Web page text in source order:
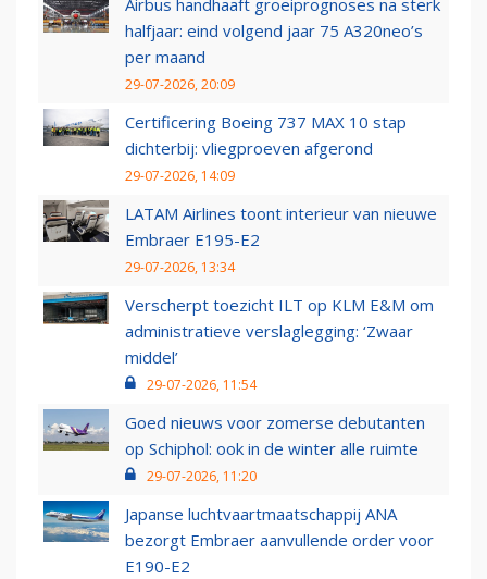
Airbus handhaaft groeiprognoses na sterk
halfjaar: eind volgend jaar 75 A320neo’s
per maand
29-07-2026, 20:09
Certificering Boeing 737 MAX 10 stap
dichterbij: vliegproeven afgerond
29-07-2026, 14:09
LATAM Airlines toont interieur van nieuwe
Embraer E195-E2
29-07-2026, 13:34
Verscherpt toezicht ILT op KLM E&M om
administratieve verslaglegging: ‘Zwaar
middel’
29-07-2026, 11:54
Goed nieuws voor zomerse debutanten
op Schiphol: ook in de winter alle ruimte
29-07-2026, 11:20
Japanse luchtvaartmaatschappij ANA
bezorgt Embraer aanvullende order voor
E190-E2